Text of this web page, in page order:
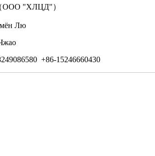
ООО "ХЛЦД"）
Лю
+86-15246660430